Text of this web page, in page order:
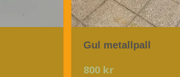
Gul metallpall
800 kr